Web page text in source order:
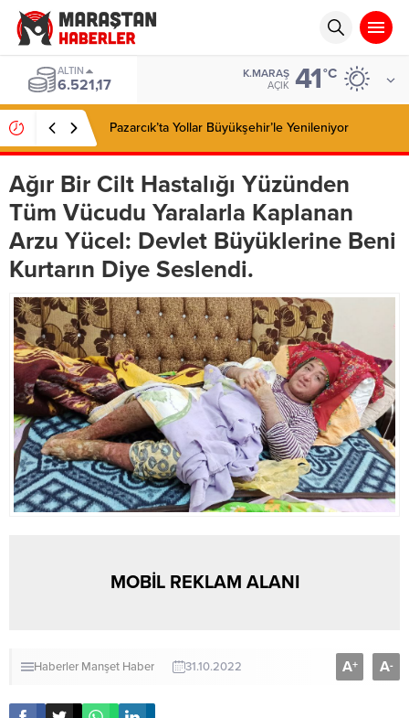
ALTIN
6.521,17
K.MARAŞ
AÇIK 41°C
Pazarcık’ta Yollar Büyükşehir’le Yenileniyor
Ağır Bir Cilt Hastalığı Yüzünden
Tüm Vücudu Yaralarla Kaplanan
Arzu Yücel: Devlet Büyüklerine Beni
Kurtarın Diye Seslendi.
MOBİL REKLAM ALANI
Haberler Manşet Haber 31.10.2022 A+ A-